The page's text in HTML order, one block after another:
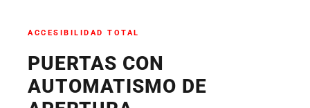
ACCESIBILIDAD TOTAL
PUERTAS CON
AUTOMATISMO DE